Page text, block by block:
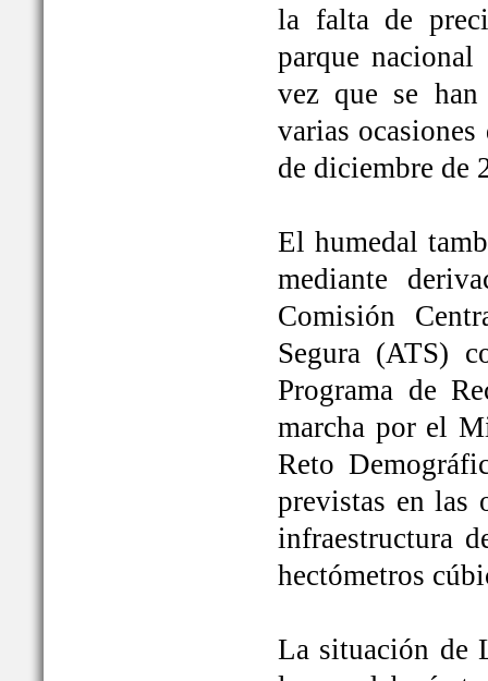
la falta de
parque
vez que se
varias
de diciembre de
El humedal
mediante
Comisión
Segura (ATS)
Programa de
marcha por el
Reto
previstas en las
infraestructura
hectómetros
La situación de